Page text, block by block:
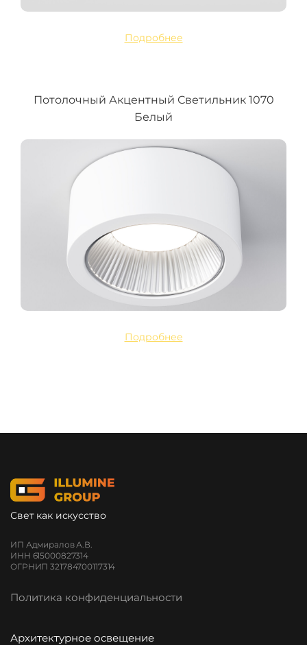
Подробнее
Потолочный Акцентный Светильник 1070
Белый
Подробнее
Свет как искусство
ИП Адмиралов А.В.
ИНН 615000827314
ОГРНИП 321784700117314
Политика конфиденциальности
Архитектурное освещение